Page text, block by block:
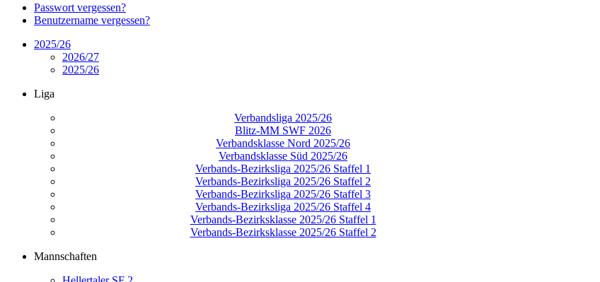
Passwort vergessen?
Benutzername vergessen?
2025/26
2026/27
2025/26
Liga
Verbandsliga 2025/26
Blitz-MM SWF 2026
Verbandsklasse Nord 2025/26
Verbandsklasse Süd 2025/26
Verbands-Bezirksliga 2025/26 Staffel 1
Verbands-Bezirksliga 2025/26 Staffel 2
Verbands-Bezirksliga 2025/26 Staffel 3
Verbands-Bezirksliga 2025/26 Staffel 4
Verbands-Bezirksklasse 2025/26 Staffel 1
Verbands-Bezirksklasse 2025/26 Staffel 2
Mannschaften